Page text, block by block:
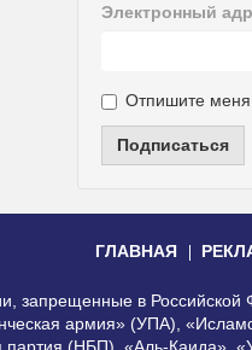
Электронный
Отпишите меня
Подписаться
ГЛАВНАЯ
запрещенные в
армия» (УПА),
(НБП), «Аль-Каида»,